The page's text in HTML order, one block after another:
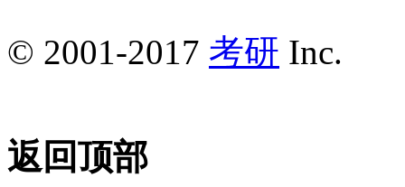
© 2001-2017 考研 Inc.
返回顶部